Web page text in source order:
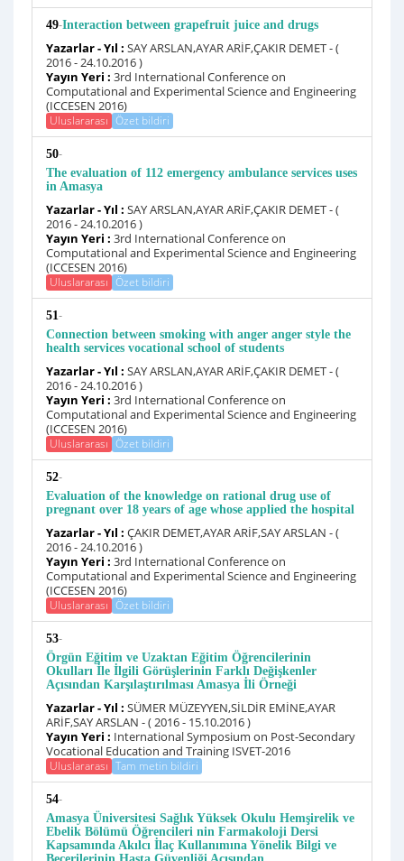
49-Interaction between grapefruit juice and drugs
Yazarlar - Yıl : SAY ARSLAN,AYAR ARİF,ÇAKIR DEMET - (
2016 - 24.10.2016 )
Yayın Yeri : 3rd International Conference on
Computational and Experimental Science and Engineering
(ICCESEN 2016)
Uluslararası Özet bildiri
50-
The evaluation of 112 emergency ambulance services uses
in Amasya
Yazarlar - Yıl : SAY ARSLAN,AYAR ARİF,ÇAKIR DEMET - (
2016 - 24.10.2016 )
Yayın Yeri : 3rd International Conference on
Computational and Experimental Science and Engineering
(ICCESEN 2016)
Uluslararası Özet bildiri
51-
Connection between smoking with anger anger style the
health services vocational school of students
Yazarlar - Yıl : SAY ARSLAN,AYAR ARİF,ÇAKIR DEMET - (
2016 - 24.10.2016 )
Yayın Yeri : 3rd International Conference on
Computational and Experimental Science and Engineering
(ICCESEN 2016)
Uluslararası Özet bildiri
52-
Evaluation of the knowledge on rational drug use of
pregnant over 18 years of age whose applied the hospital
Yazarlar - Yıl : ÇAKIR DEMET,AYAR ARİF,SAY ARSLAN - (
2016 - 24.10.2016 )
Yayın Yeri : 3rd International Conference on
Computational and Experimental Science and Engineering
(ICCESEN 2016)
Uluslararası Özet bildiri
53-
Örgün Eğitim ve Uzaktan Eğitim Öğrencilerinin
Okulları İle İlgili Görüşlerinin Farklı Değişkenler
Açısından Karşılaştırılması Amasya İli Örneği
Yazarlar - Yıl : SÜMER MÜZEYYEN,SİLDİR EMİNE,AYAR
ARİF,SAY ARSLAN - ( 2016 - 15.10.2016 )
Yayın Yeri : International Symposium on Post-Secondary
Vocational Education and Training ISVET-2016
Uluslararası Tam metin bildiri
54-
Amasya Üniversitesi Sağlık Yüksek Okulu Hemşirelik ve
Ebelik Bölümü Öğrencileri nin Farmakoloji Dersi
Kapsamında Akılcı İlaç Kullanımına Yönelik Bilgi ve